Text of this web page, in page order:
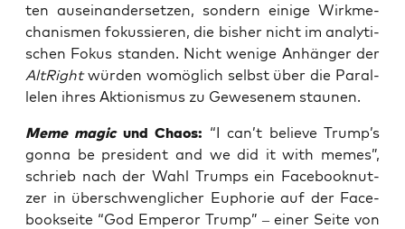
ten aus­ein­an­der­set­zen, son­dern eini­ge Wirk­me­
cha­nis­men fokus­sie­ren, die bis­her nicht im ana­ly­ti­
schen Fokus stan­den. Nicht weni­ge Anhän­ger der
Alt­Rightwür­den womög­lich selbst über die Par­al­
le­len ihres Aktio­nis­mus zu Gewe­se­nem staunen.
Meme magicund Cha­os: “I can’t belie­ve Trump’s
gon­na be pre­si­dent and we did it with memes”,
schrieb nach der Wahl Trumps ein Face­book­nut­
zer in über­schweng­li­cher Eupho­rie auf der Face­
book­sei­te “God Emper­or Trump” – einer Sei­te von